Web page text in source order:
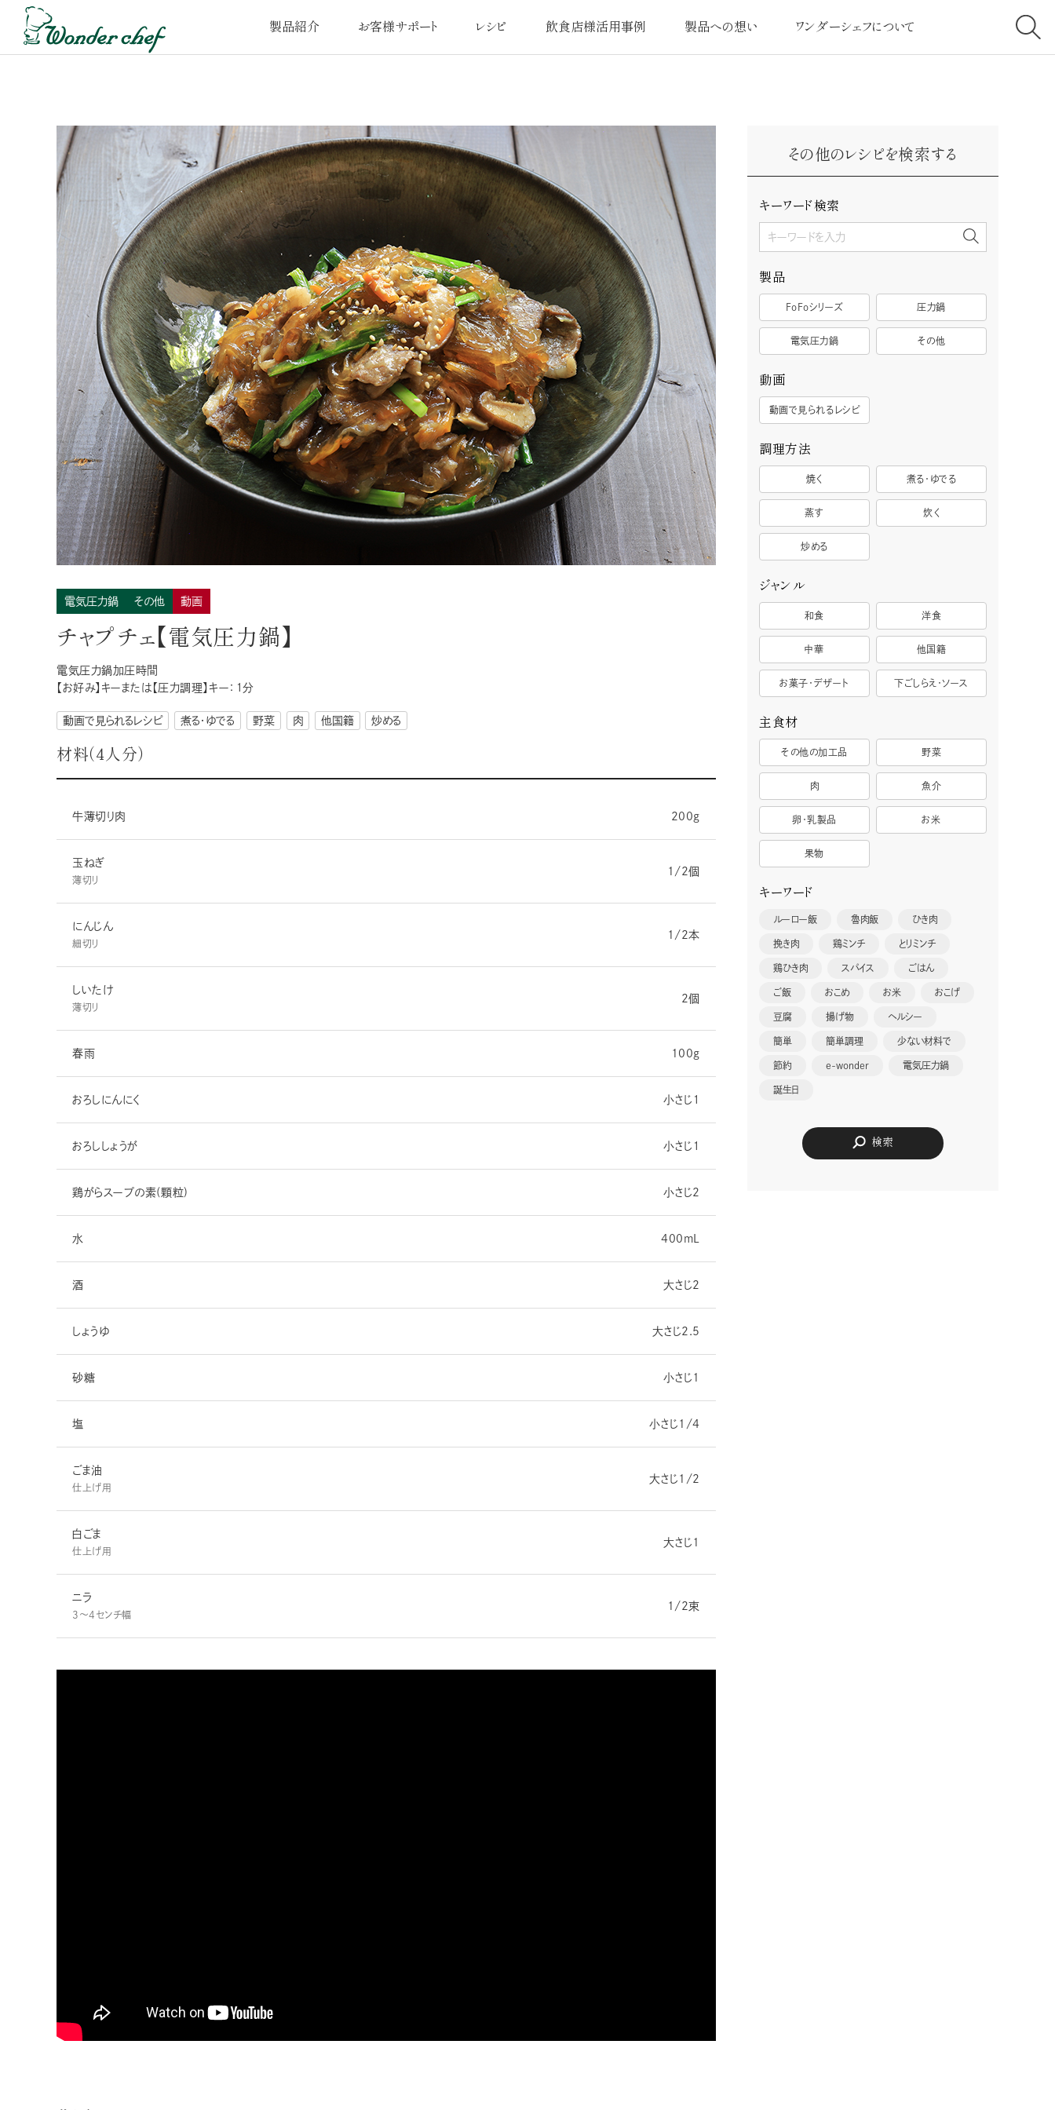
製品紹介
e-wonder
t-wonder
鍋‧フライパン
FOFO
UCHITO
デリシャス缶詰
過去に販売した商品
全製品一覧
お客様サポート
使い方・お手入れ
お問い合わせ
カタログ請求
ユーザー登録のお客様
レシピ 飲食店様活用事例 製品への想い
アフターサービスへのこだわり
圧力鍋なべとは・しくみについて
ワンダーシェフについて
会社案内
採用情報
電気圧力鍋 その他 動画
チャプチェ【電気圧力鍋】
電気圧力鍋加圧時間
【お好み】キーまたは【圧力調理】キー：１分
動画で見られるレシピ 煮る・ゆでる 野菜 肉 他国籍 炒める
材料（４人分）
牛薄切り肉 200g
玉ねぎ
薄切り
1/2個
にんじん
細切り
1/2本
しいたけ
薄切り
2個
春雨 100g
おろしにんにく 小さじ１
おろししょうが 小さじ１
鶏がらスープの素(顆粒) 小さじ2
水 400mL
酒 大さじ2
しょうゆ 大さじ2.5
砂糖 小さじ1
塩 小さじ1/4
ごま油
仕上げ用
大さじ1/2
白ごま
仕上げ用
大さじ1
ニラ
3～4センチ幅
1/2束
その他のレシピを検索する
キーワード検索
製品
FoFoシリーズ 圧力鍋
電気圧力鍋 その他
動画
動画で見られるレシピ
調理方法
焼く 煮る・ゆでる
蒸す 炊く
炒める
ジャンル
和食 洋食
中華 他国籍
お菓子・デザート 下ごしらえ・ソース
主食材
その他の加工品 野菜
肉 魚介
卵・乳製品 お米
果物
キーワード
ルーロー飯 魯肉飯 ひき肉
挽き肉 鶏ミンチ とりミンチ
鶏ひき肉 スパイス ごはん
ご飯 おこめ お米 おこげ
豆腐 揚げ物 ヘルシー
簡単 簡単調理 少ない材料で
節約 e-wonder 電気圧力鍋
誕生日
検索